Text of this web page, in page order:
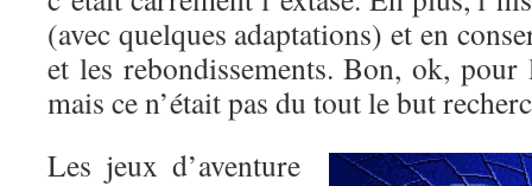
(avec quelques adaptations) et en
et les rebondissements. Bon, ok, pour
mais ce n’était pas du tout le but
Les jeux d’aventure